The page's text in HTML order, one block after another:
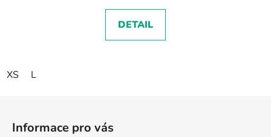
DETAIL
XS L
Informace pro vás